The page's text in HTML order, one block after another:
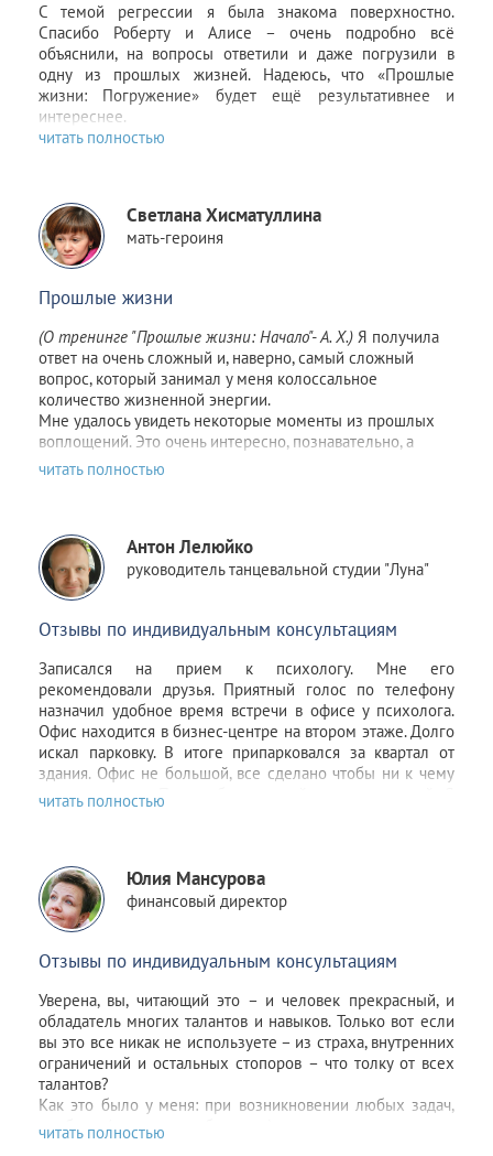
С темой регрессии я была знакома поверхностно.
Спасибо Роберту и Алисе – очень подробно всё
объяснили, на вопросы ответили и даже погрузили в
одну из прошлых жизней. Надеюсь, что «Прошлые
жизни: Погружение» будет ещё результативнее и
интереснее.
Светлана Хисматуллина
мать-героиня
Прошлые жизни
(О тренинге "Прошлые жизни: Начало"- А. Х.) Я получила
ответ на очень сложный и, наверно, самый сложный
вопрос, который занимал у меня колоссальное
количество жизненной энергии.
Мне удалось увидеть некоторые моменты из прошлых
воплощений. Это очень интересно, познавательно, а
главное, полезно.
Антон Лелюйко
руководитель танцевальной студии "Луна"
Отзывы по индивидуальным консультациям
Записался на прием к психологу. Мне его
рекомендовали друзья. Приятный голос по телефону
назначил удобное время встречи в офисе у психолога.
Офис находится в бизнес-центре на втором этаже. Долго
искал парковку. В итоге припарковался за квартал от
здания. Офис не большой, все сделано чтобы ни к чему
не придраться. Прием был теплый, располагающий. Я
профессионал. Через неделю моя проблема решилась
сама собой. В итоге я приобрел книжку Алисы
"Достигатор на халяву". Очень интересная и полезная
Юлия Мансурова
финансовый директор
Отзывы по индивидуальным консультациям
Уверена, вы, читающий это – и человек прекрасный, и
обладатель многих талантов и навыков. Только вот если
вы это все никак не используете – из страха, внутренних
ограничений и остальных стопоров – что толку от всех
талантов?
Как это было у меня: при возникновении любых задач,
проблем (от малых до больших), я очень часто ходила по